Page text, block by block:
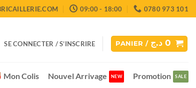
09:00 - 18:00 0780 973 101
SE CONNECTER / S’INSCRIRE PANIER / 0 د.ج
Mon Colis Nouvel Arrivage Promotion